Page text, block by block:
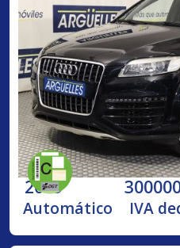
2009
Automático IVA